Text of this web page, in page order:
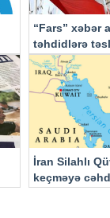
“Fars” xəbər
təhdidlərə
İran Silahlı
keçməyə